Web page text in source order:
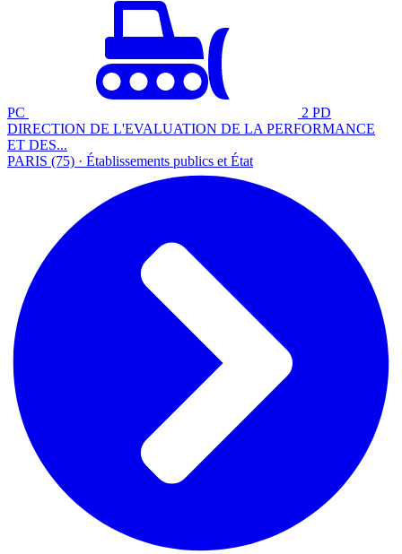
PC
2 PD
DIRECTION DE L'EVALUATION DE LA PERFORMANCE
ET DES...
PARIS (75) · Établissements publics et État